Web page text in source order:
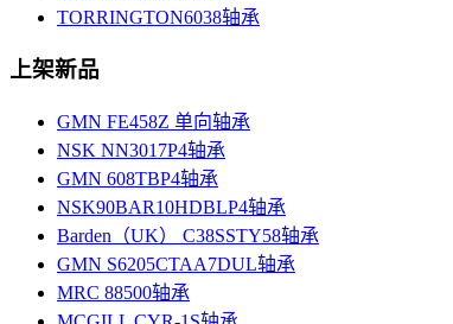
TORRINGTON6038轴承
上架新品
GMN FE458Z 单向轴承
NSK NN3017P4轴承
GMN 608TBP4轴承
NSK90BAR10HDBLP4轴承
Barden（UK） C38SSTY58轴承
GMN S6205CTAA7DUL轴承
MRC 88500轴承